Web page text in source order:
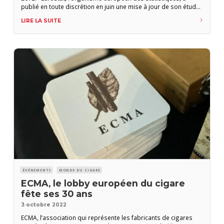
publié en toute discrétion en juin une mise à jour de son étude
L’enquête réalisée en mai et en juin 2023 montre que l’usage
quotidien
LIRE LA SUITE
ÉVÉNEMENTS MONDE DU CIGARE
ECMA, le lobby européen du cigare
fête ses 30 ans
3 octobre 2022
ECMA, l’association qui représente les fabricants de cigares